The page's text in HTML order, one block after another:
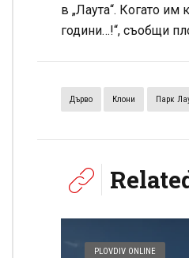
в „Лаута“. Когато
години…!“, съобщи
Дърво Клони Парк
PLOVDIV ONLINE